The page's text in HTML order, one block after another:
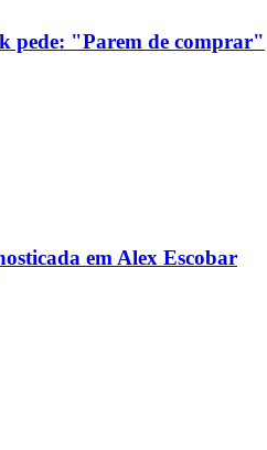
pede: "Parem de comprar"
em Alex Escobar